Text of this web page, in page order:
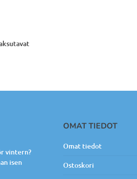
vintern?
isen
OMAT TIEDOT
Omat tiedot
Ostoskori